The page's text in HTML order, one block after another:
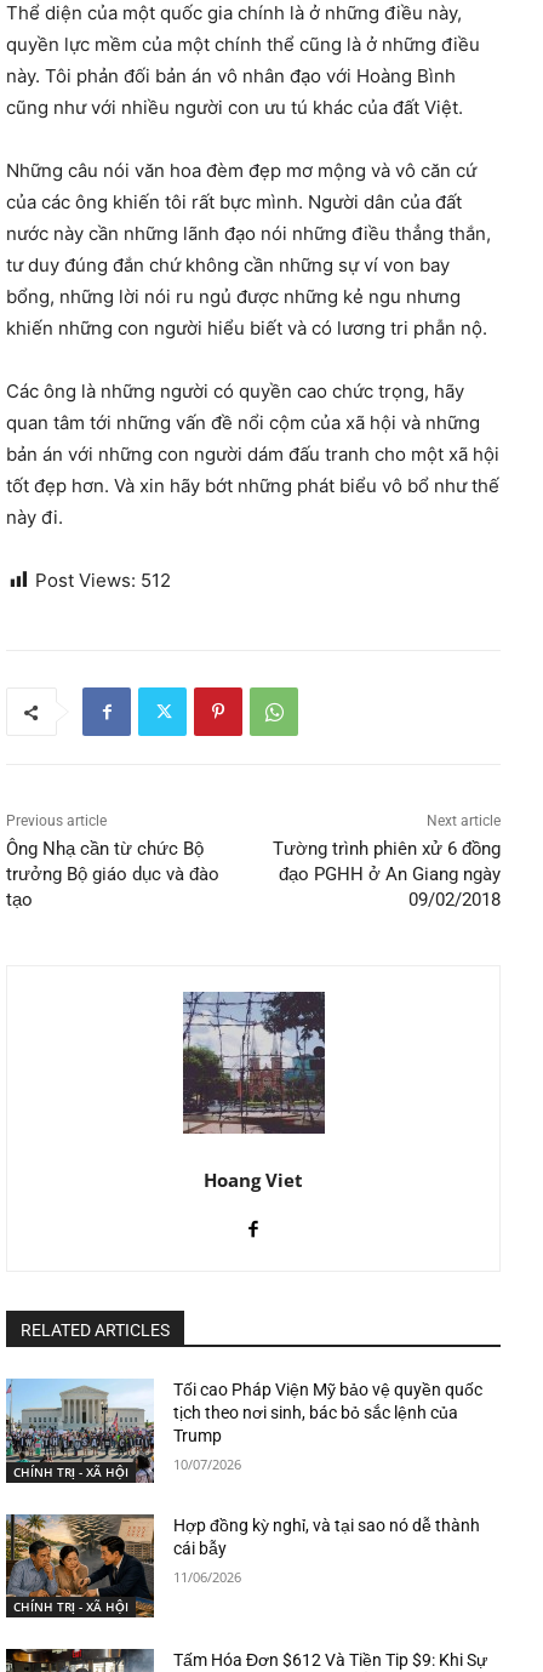
Thể diện của một quốc gia chính là ở những điều này,
quyền lực mềm của một chính thể cũng là ở những điều
này. Tôi phản đối bản án vô nhân đạo với Hoàng Bình
cũng như với nhiều người con ưu tú khác của đất Việt.
Những câu nói văn hoa đèm đẹp mơ mộng và vô căn cứ
của các ông khiến tôi rất bực mình. Người dân của đất
nước này cần những lãnh đạo nói những điều thẳng thắn,
tư duy đúng đắn chứ không cần những sự ví von bay
bổng, những lời nói ru ngủ được những kẻ ngu nhưng
khiến những con người hiểu biết và có lương tri phẫn nộ.
Các ông là những người có quyền cao chức trọng, hãy
quan tâm tới những vấn đề nổi cộm của xã hội và những
bản án với những con người dám đấu tranh cho một xã hội
tốt đẹp hơn. Và xin hãy bớt những phát biểu vô bổ như thế
này đi.
Post Views: 512
Previous article
Ông Nhạ cần từ chức Bộ
trưởng Bộ giáo dục và đào
tạo
Next article
Tường trình phiên xử 6 đồng
đạo PGHH ở An Giang ngày
09/02/2018
Hoang Viet
RELATED ARTICLES
CHÍNH TRỊ - XÃ HỘI
Tối cao Pháp Viện Mỹ bảo vệ quyền quốc
tịch theo nơi sinh, bác bỏ sắc lệnh của
Trump
10/07/2026
CHÍNH TRỊ - XÃ HỘI
Hợp đồng kỳ nghỉ, và tại sao nó dễ thành
cái bẫy
11/06/2026
Tấm Hóa Đơn $612 Và Tiền Tip $9: Khi Sự